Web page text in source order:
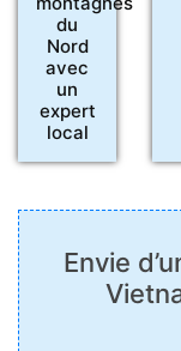
du
Nord
avec
un
expert
local
Envie